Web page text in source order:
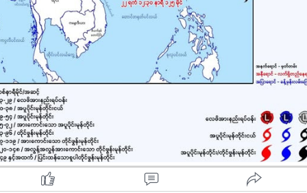
၁၂၁.၇) ဒီဂရီတွင် တည်ရှိပြီး ဖိလစ်ပိုင်နိုင်ငံ၊ အပါရီ (Aparri)
ြို့၏ မြောက်ဘက် ရေမိုင် (၈၅) မိုင်ခန့်အကွာ၊ ထိုင်ဝမ်နိုင်ငံ၊ ထိုင်
န် (Taitung) မြို့၏တောင်ဘက် ရေမိုင် (၂၇၀) မိုင်ခန့်အကွာ၊
ရုတ်နိုင်ငံ၊ ဟောင်ကောင် (Hongkong) မြို့၏ အရှေ့-အရှေ့
ောင်ဘက် ရေမိုင် (၆၀၅) မိုင်ခန့်အကွာ ပင်လယ်ပြင်ကို ဗဟိုပြုနေ
ါသည်။ ဗဟိုချက်လေဖိအားမှာ (၉၀၅) ဟက်တိုပါစကယ်၊ အမြင့်
းလေတိုက်နှုန်းမှာ တစ်နာရီလျှင် (၁၂၅) မိုင်နှုန်းဖြစ်ပြီး
တ်တရက် လေပြင်းတိုက်ချိန်တွင် မိုင် (၁၈၀) အထိရှိကာ အမြင့်ဆုံး
င်းအမြင့်မှာ (၃၂) ပေနှင့်အထက် ရှိပါသည်။
။ ခန့်မှန်းချက်
ဆိုပါ အလွန့်အလွန် အားကောင်းသော တိုင်ဖွန်းမုန်တိုင်း "ရာဂါဆာ"
ည် အနောက်ဘက်သို့ ဆက်လက်ရွေ့လျားပြီး ပိုမိုအားကောင်းလာ